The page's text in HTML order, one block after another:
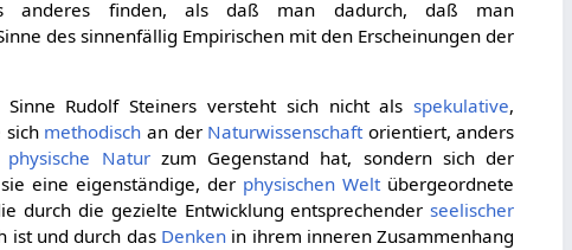
anderes finden, als daß man dadurch, daß man
des sinnenfällig Empirischen mit den Erscheinungen der
Rudolf Steiners versteht sich nicht alsspekulative,
sich methodisch an der Naturwissenschaftorientiert, anders
physische Naturzum Gegenstand hat, sondern sich der
eine eigenständige, der physischen Weltübergeordnete
durch die gezielte Entwicklung entsprechenderseelischer
ist und durch das Denkenin ihrem inneren Zusammenhang